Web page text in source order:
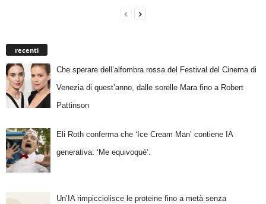
recenti
Che sperare dell’alfombra rossa del Festival del Cinema di
Venezia di quest’anno, dalle sorelle Mara fino a Robert
Pattinson
Eli Roth conferma che ‘Ice Cream Man’ contiene IA
generativa: ‘Me equivoqué’.
Un’IA rimpicciolisce le proteine fino a metà senza